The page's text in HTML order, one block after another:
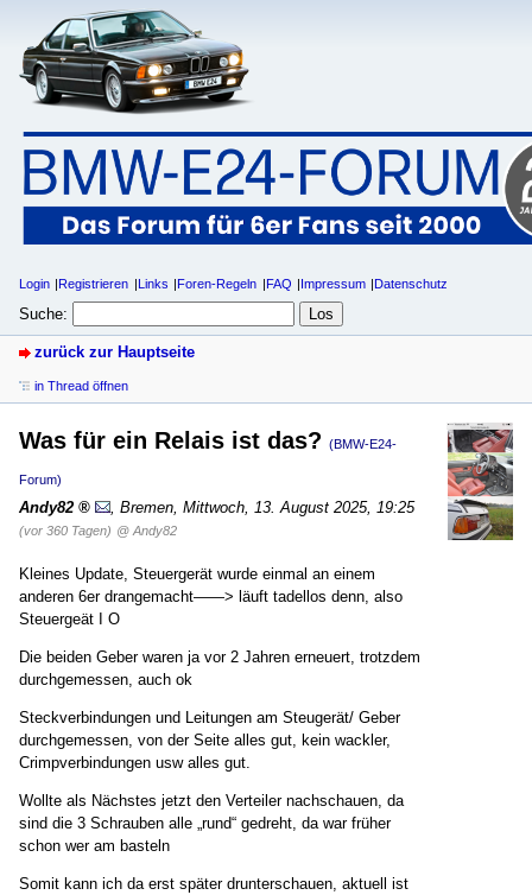
Login Registrieren Links Foren-Regeln FAQ Impressum Datenschutz
Suche:
zurück zur Hauptseite
in Thread öffnen
Was für ein Relais ist das? (BMW-E24-
Forum)
Andy82 Bremen Mittwoch, 13. August 2025, 19:25
(vor 360 Tagen) @ Andy82
Kleines Update, Steuergerät wurde einmal an einem
anderen 6er drangemacht——> läuft tadellos denn, also
Steuergeät I O
Die beiden Geber waren ja vor 2 Jahren erneuert, trotzdem
durchgemessen, auch ok
Steckverbindungen und Leitungen am Steugerät/ Geber
durchgemessen, von der Seite alles gut, kein wackler,
Crimpverbindungen usw alles gut.
Wollte als Nächstes jetzt den Verteiler nachschauen, da
sind die 3 Schrauben alle „rund“ gedreht, da war früher
schon wer am basteln
Somit kann ich da erst später drunterschauen, aktuell ist